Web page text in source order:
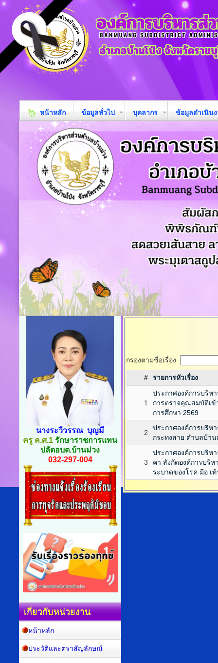
หน้าหลัก ข้อมูลทั่วไป บุคลากร ข้อมูลดำเนิน
กรองตามชื่อเรื่อง
# รายการหัวเรื่อง
1
ประกาศองค์การบริห
การตรวจคุณสมบัติเข้
การศึกษา 2569
2
ประกาศองค์การบริห
กระทงสาย ตำบลบ้า
3
ประกาศองค์การบริห
คา สังกัดองค์การบริ
ระบาดของโรค มือ เ
นางระวีวรรณ บุญมี
ครู ค.ศ.1 รักษาราชการแทน
ปลัดอบต.บ้านม่วง
032-297-004
เกี่ยวกับหน่วยงาน
หน้าหลัก
ประวัติและตราสัญลักษณ์